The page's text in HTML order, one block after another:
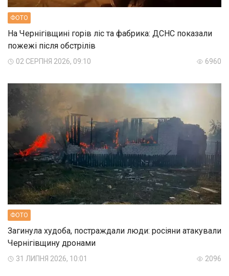
ФОТО
На Чернігівщині горів ліс та фабрика: ДСНС показали
пожежі після обстрілів
02 СЕРПНЯ 2026, 09:10 6960
ФОТО
Загинула худоба, постраждали люди: росіяни атакували
Чернігівщину дронами
31 ЛИПНЯ 2026, 10:01 2096